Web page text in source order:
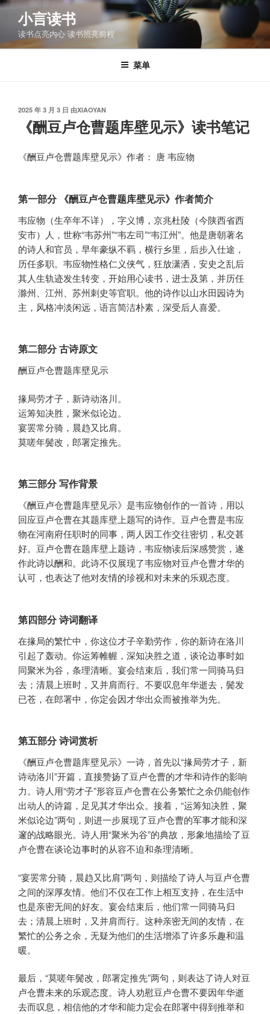
跳
容
小言读书
读书点亮内心 读书照亮前程
菜单
发
2025 年 3 月 3 日 由XIAOYAN
《酬豆卢仓曹题库壁见示》读书笔记
《酬豆卢仓曹题库壁见示》作者： 唐 韦应物
第一部分 《酬豆卢仓曹题库壁见示》作者简介
韦应物（生卒年不详），字义博，京兆杜陵（今陕西省西
安市）人，世称“韦苏州”“韦左司”“韦江州”。他是唐朝著名
的诗人和官员，早年豪纵不羁，横行乡里，后步入仕途，
历任多职。韦应物性格仁义侠气，狂放潇洒，安史之乱后
其人生轨迹发生转变，开始用心读书，进士及第，并历任
滁州、江州、苏州刺史等官职。他的诗作以山水田园诗为
主，风格冲淡闲远，语言简洁朴素，深受后人喜爱。
第二部分 古诗原文
酬豆卢仓曹题库壁见示
掾局劳才子，新诗动洛川。
运筹知决胜，聚米似论边。
宴罢常分骑，晨趋又比肩。
莫嗟年鬓改，郎署定推先。
第三部分 写作背景
《酬豆卢仓曹题库壁见示》是韦应物创作的一首诗，用以
回应豆卢仓曹在其题库壁上题写的诗作。豆卢仓曹是韦应
物在河南府任职时的同事，两人因工作交往密切，私交甚
好。豆卢仓曹在题库壁上题诗，韦应物读后深感赞赏，遂
作此诗以酬和。此诗不仅展现了韦应物对豆卢仓曹才华的
认可，也表达了他对友情的珍视和对未来的乐观态度。
第四部分 诗词翻译
在掾局的繁忙中，你这位才子辛勤劳作，你的新诗在洛川
引起了轰动。你运筹帷幄，深知决胜之道，谈论边事时如
同聚米为谷，条理清晰。宴会结束后，我们常一同骑马归
去；清晨上班时，又并肩而行。不要叹息年华逝去，鬓发
已苍，在郎署中，你定会因才华出众而被推举为先。
第五部分 诗词赏析
《酬豆卢仓曹题库壁见示》一诗，首先以“掾局劳才子，新
诗动洛川”开篇，直接赞扬了豆卢仓曹的才华和诗作的影响
力。诗人用“劳才子”形容豆卢仓曹在公务繁忙之余仍能创作
出动人的诗篇，足见其才华出众。接着，“运筹知决胜，聚
米似论边”两句，则进一步展现了豆卢仓曹的军事才能和深
邃的战略眼光。诗人用“聚米为谷”的典故，形象地描绘了豆
卢仓曹在谈论边事时的从容不迫和条理清晰。
“宴罢常分骑，晨趋又比肩”两句，则描绘了诗人与豆卢仓曹
之间的深厚友情。他们不仅在工作上相互支持，在生活中
也是亲密无间的好友。宴会结束后，他们常一同骑马归
去；清晨上班时，又并肩而行。这种亲密无间的友情，在
繁忙的公务之余，无疑为他们的生活增添了许多乐趣和温
暖。
最后，“莫嗟年鬓改，郎署定推先”两句，则表达了诗人对豆
卢仓曹未来的乐观态度。诗人劝慰豆卢仓曹不要因年华逝
去而叹息，相信他的才华和能力定会在郎署中得到推举和